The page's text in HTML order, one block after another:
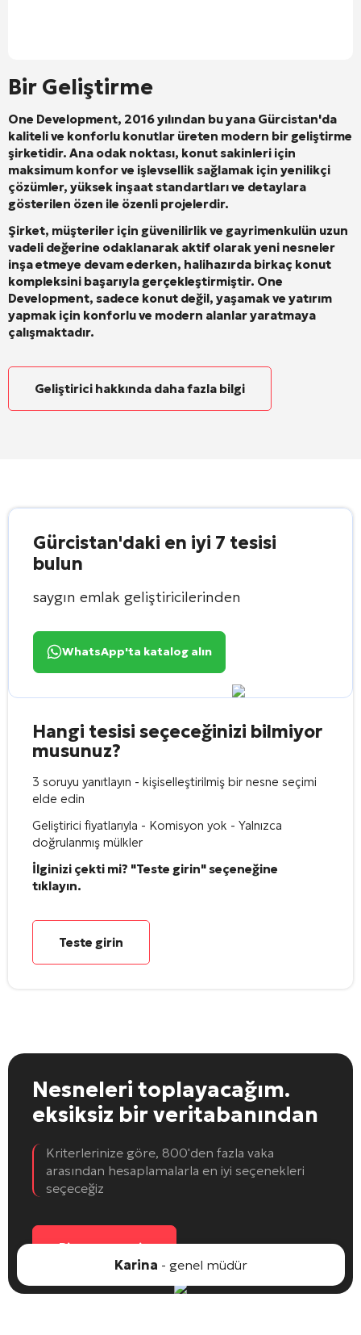
Bir Geliştirme
One Development, 2016 yılından bu yana Gürcistan'da
kaliteli ve konforlu konutlar üreten modern bir geliştirme
şirketidir. Ana odak noktası, konut sakinleri için
maksimum konfor ve işlevsellik sağlamak için yenilikçi
çözümler, yüksek inşaat standartları ve detaylara
gösterilen özen ile özenli projelerdir.
Şirket, müşteriler için güvenilirlik ve gayrimenkulün uzun
vadeli değerine odaklanarak aktif olarak yeni nesneler
inşa etmeye devam ederken, halihazırda birkaç konut
kompleksini başarıyla gerçekleştirmiştir. One
Development, sadece konut değil, yaşamak ve yatırım
yapmak için konforlu ve modern alanlar yaratmaya
çalışmaktadır.
Geliştirici hakkında daha fazla bilgi
Gürcistan'daki en iyi 7 tesisi
bulun
saygın emlak geliştiricilerinden
WhatsApp'ta katalog alın
Hangi tesisi seçeceğinizi bilmiyor
musunuz?
3 soruyu yanıtlayın - kişiselleştirilmiş bir nesne seçimi
elde edin
Geliştirici fiyatlarıyla - Komisyon yok - Yalnızca
doğrulanmış mülkler
İlginizi çekti mi? "Teste girin" seçeneğine
tıklayın.
Teste girin
Nesneleri toplayacağım.
eksiksiz bir veritabanından
Kriterlerinize göre, 800'den fazla vaka
arasından hesaplamalarla en iyi seçenekleri
seçeceğiz
Bir nesne seçin
Karina - genel müdür